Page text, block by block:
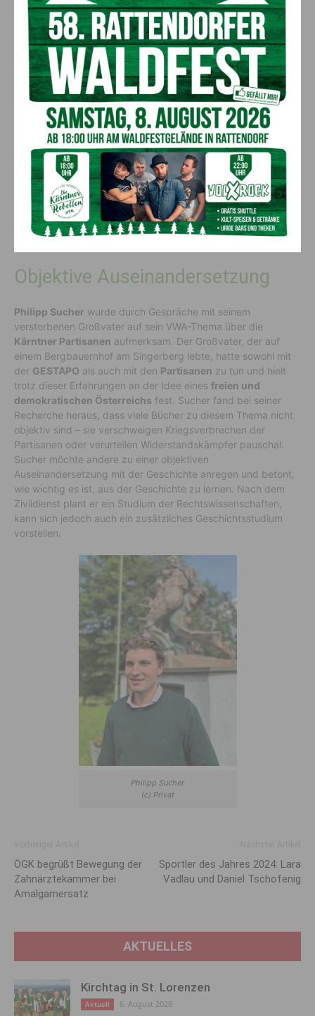
Selina am Micheldorfer Kirchtag.
@Tamara Jarnig
Objektive Auseinandersetzung
Philipp Sucher wurde durch Gespräche mit seinem
verstorbenen Großvater auf sein VWA-Thema über die
Kärntner Partisanen aufmerksam. Der Großvater, der auf
einem Bergbauernhof am Singerberg lebte, hatte sowohl mit
der GESTAPO als auch mit den Partisanen zu tun und hielt
trotz dieser Erfahrungen an der Idee eines freien und
demokratischen Österreichs fest. Sucher fand bei seiner
Recherche heraus, dass viele Bücher zu diesem Thema nicht
objektiv sind – sie verschweigen Kriegsverbrechen der
Partisanen oder verurteilen Widerstandskämpfer pauschal.
Sucher möchte andere zu einer objektiven
Auseinandersetzung mit der Geschichte anregen und betont,
wie wichtig es ist, aus der Geschichte zu lernen. Nach dem
Zivildienst plant er ein Studium der Rechtswissenschaften,
kann sich jedoch auch ein zusätzliches Geschichtsstudium
vorstellen.
Philipp Sucher
(c) Privat
ÖGK begrüßt Bewegung der
Zahnärztekammer bei
Amalgamersatz
Sportler des Jahres 2024: Lara
Vadlau und Daniel Tschofenig
AKTUELLES
Kirchtag in St. Lorenzen
Aktuell 6. August 2026